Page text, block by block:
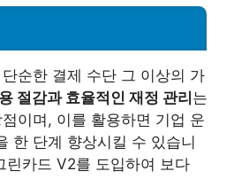
순한 결제 수단 그 이상의 가
절감과 효율적인 재정 관리 는
이며, 이를 활용하면 기업 운
한 단계 향상시킬 수 있습니
린카드 V2를 도입하여 보다